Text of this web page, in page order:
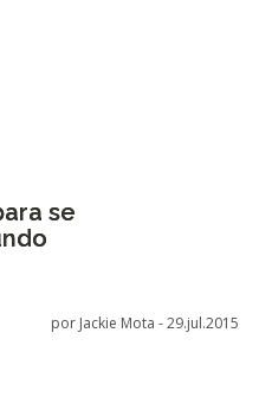
se
por Jackie Mota -29.jul.2015